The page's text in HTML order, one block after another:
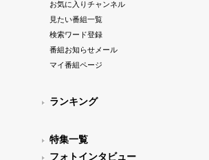
お気に入りチャンネル
見たい番組一覧
検索ワード登録
番組お知らせメール
マイ番組ページ
ランキング
特集一覧
フォトインタビュー